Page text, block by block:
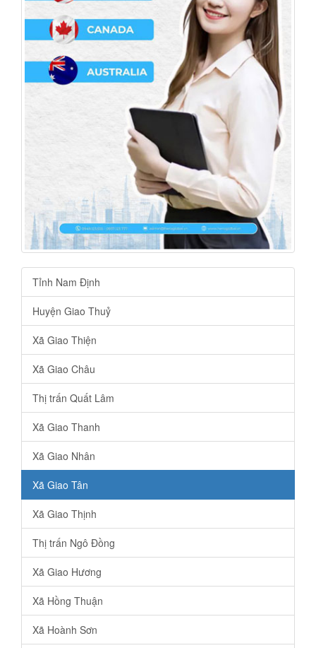
Tỉnh Nam Định
Huyện Giao Thuỷ
Xã Giao Thiện
Xã Giao Châu
Thị trấn Quất Lâm
Xã Giao Thanh
Xã Giao Nhân
Xã Giao Tân
Xã Giao Thịnh
Thị trấn Ngô Đồng
Xã Giao Hương
Xã Hồng Thuận
Xã Hoành Sơn